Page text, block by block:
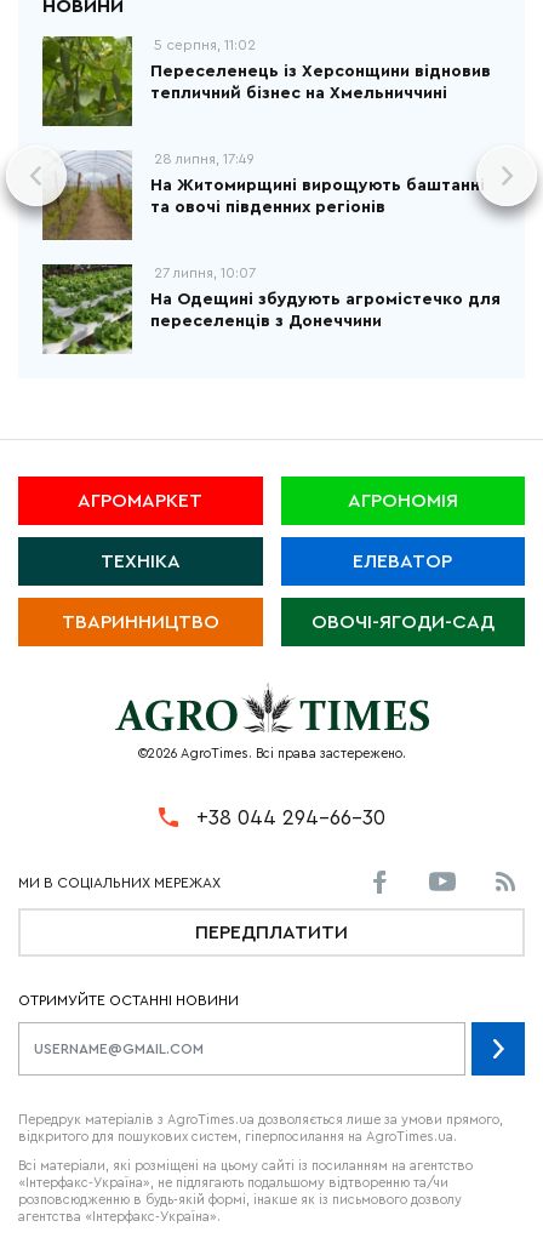
5 серпня, 11:02
Переселенець із Херсонщини відновив
тепличний бізнес на Хмельниччині
28 липня, 17:49
На Житомирщині вирощують баштанні
та овочі південних регіонів
27 липня, 10:07
На Одещині збудують агромістечко для
переселенців з Донеччини
АГРОМАРКЕТ АГРОНОМІЯ
ТЕХНІКА ЕЛЕВАТОР
ТВАРИННИЦТВО ОВОЧІ-ЯГОДИ-САД
©2026 AgroTimes. Всі права застережено.
+38 044 294-66-30
ПЕРЕДПЛАТИТИ
ОТРИМУЙТЕ ОСТАННІ НОВИНИ
Передрук матеріалів з AgroTimes.ua дозволяється лише за умови прямого,
відкритого для пошукових систем, гіперпосилання на AgroTimes.ua.
Всі матеріали, які розміщені на цьому сайті із посиланням на агентство
«Інтерфакс-Україна», не підлягають подальшому відтворенню та/чи
розповсюдженню в будь-якій формі, інакше як із письмового дозволу
агентства «Інтерфакс-Україна».